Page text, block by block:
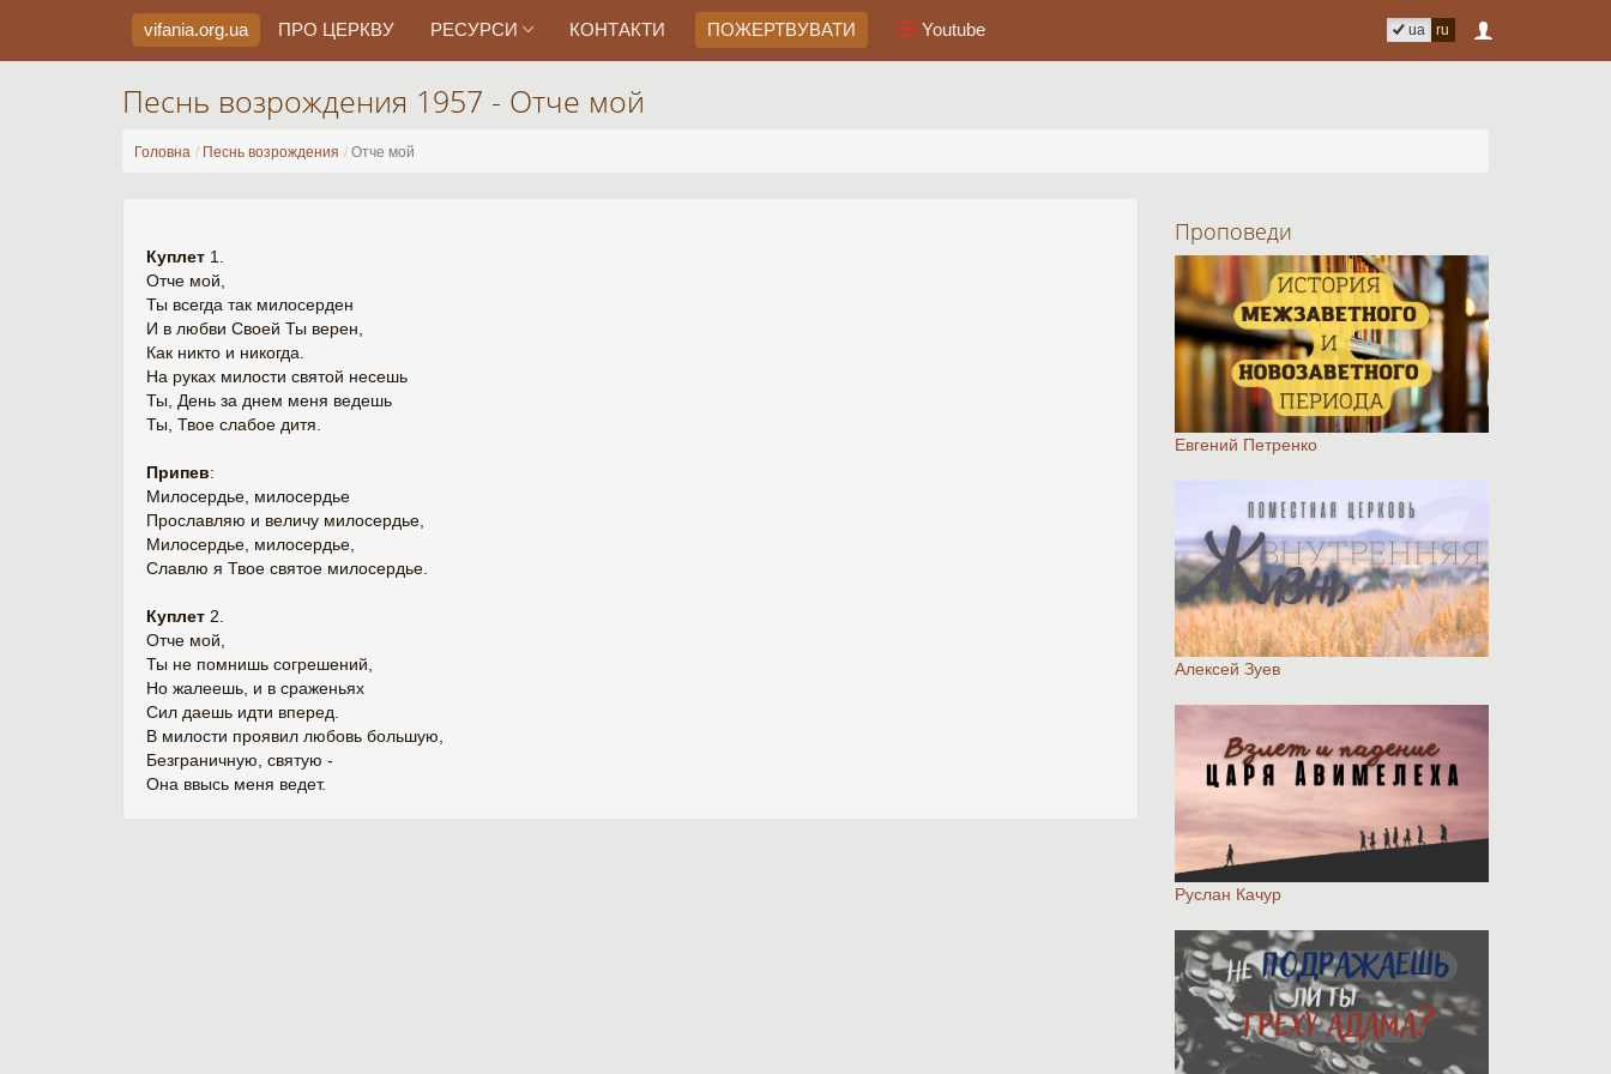
vifania.org.ua ПРО ЦЕРКВУ РЕСУРСИ КОНТАКТИ ПОЖЕРТВУВАТИ Youtube ua ru
Песнь возрождения 1957 - Отче мой
Головна Песнь возрождения Отче мой
Куплет 1.
Отче мой,
Ты всегда так милосерден
И в любви Своей Ты верен,
Как никто и никогда.
На руках милости святой несешь
Ты, День за днем меня ведешь
Ты, Твое слабое дитя.
Припев:
Милосердье, милосердье
Прославляю и величу милосердье,
Милосердье, милосердье,
Славлю я Твое святое милосердье.
Куплет 2.
Отче мой,
Ты не помнишь согрешений,
Но жалеешь, и в сраженьях
Сил даешь идти вперед.
В милости проявил любовь большую,
Безграничную, святую -
Она ввысь меня ведет.
Проповеди
Евгений Петренко
Алексей Зуев
Руслан Качур